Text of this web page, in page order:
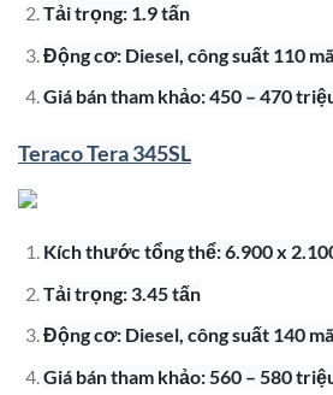
Tải trọng: 1.9 tấn
Động cơ: Diesel, công suất 110
Giá bán tham khảo: 450 – 470
Teraco Tera 345SL
Kích thước tổng thể: 6.900 x
Tải trọng: 3.45 tấn
Động cơ: Diesel, công suất 140
Giá bán tham khảo: 560 – 580